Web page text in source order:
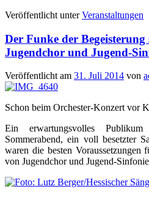
Veröffentlicht unter Veranstaltungen
Der Funke der
Jugendchor und Jugend-
Veröffentlicht am 31. Juli 2014 von
Schon beim Orchester-Konzert vor
Ein erwartungsvolles
Sommerabend, ein voll besetzter
waren die besten Voraussetzungen
von Jugendchor und Jugend-